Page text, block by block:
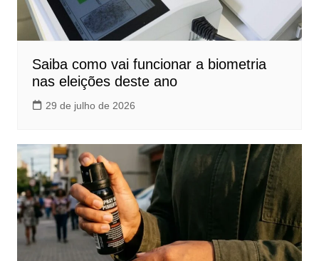
Saiba como vai funcionar a biometria
nas eleições deste ano
29 de julho de 2026